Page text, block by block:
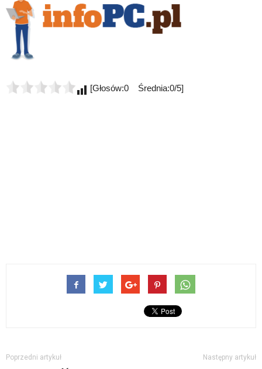
[Głosów:0 Średnia:0/5]
Poprzedni artykuł Następny artykuł